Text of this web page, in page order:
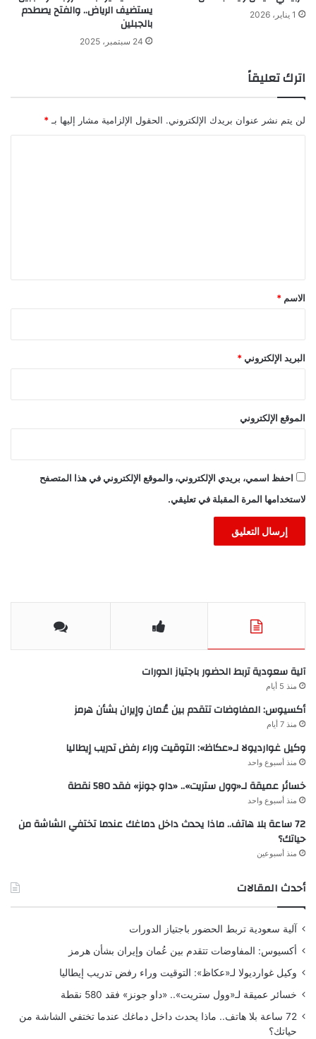
1 يناير، 2026 يستضيف الرياض.. والفتح يصطدم
بالجبلين
24 سبتمبر، 2025
اترك تعليقاً
لن يتم نشر عنوان بريدك الإلكتروني. الحقول الإلزامية مشار إليها بـ *
*
الاسم *
البريد الإلكتروني *
الموقع الإلكتروني
احفظ اسمي، بريدي الإلكتروني، والموقع الإلكتروني في هذا المتصفح
لاستخدامها المرة المقبلة في تعليقي.
آلية سعودية تربط الحضور باجتياز الدورات
منذ 5 أيام
أكسيوس: المفاوضات تتقدم بين عُمان وإيران بشأن هرمز
منذ 7 أيام
وكيل غوارديولا لـ«عكاظ»: التوقيت وراء رفض تدريب إيطاليا
منذ أسبوع واحد
خسائر عميقة لـ«وول ستريت».. «داو جونز» فقد 580 نقطة
منذ أسبوع واحد
72 ساعة بلا هاتف.. ماذا يحدث داخل دماغك عندما تختفي الشاشة من
حياتك؟
منذ أسبوعين
أحدث المقالات
آلية سعودية تربط الحضور باجتياز الدورات
أكسيوس: المفاوضات تتقدم بين عُمان وإيران بشأن هرمز
وكيل غوارديولا لـ«عكاظ»: التوقيت وراء رفض تدريب إيطاليا
خسائر عميقة لـ«وول ستريت».. «داو جونز» فقد 580 نقطة
72 ساعة بلا هاتف.. ماذا يحدث داخل دماغك عندما تختفي الشاشة من
حياتك؟